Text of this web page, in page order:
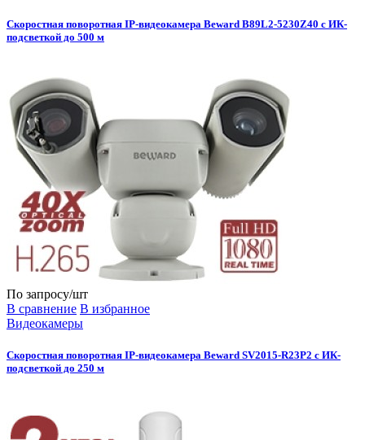
Скоростная поворотная IP-видеокамера Beward B89L2-5230Z40 с ИК-
подсветкой до 500 м
По запросу/шт
В сравнение В избранное
Видеокамеры
Скоростная поворотная IP-видеокамера Beward SV2015-R23P2 с ИК-
подсветкой до 250 м